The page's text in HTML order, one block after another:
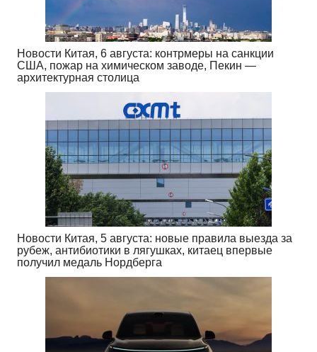
Новости Китая, 6 августа: контрмеры на санкции
США, пожар на химическом заводе, Пекин —
архитектурная столица
Новости Китая, 5 августа: новые правила выезда за
рубеж, антибиотики в лягушках, китаец впервые
получил медаль Нордберга